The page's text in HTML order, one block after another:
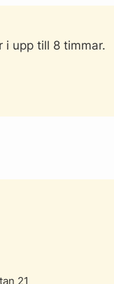
upp till 8 timmar.
21